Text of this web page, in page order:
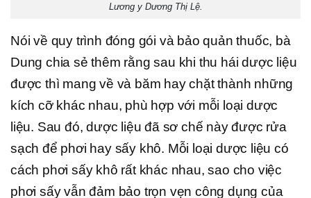
Lương y Dương Thị Lệ.
Nói về quy trình đóng gói và bảo quản thuốc, bà
Dung chia sẻ thêm rằng sau khi thu hái dược liệu
được thì mang về và băm hay chặt thành những
kích cỡ khác nhau, phù hợp với mỗi loại dược
liệu. Sau đó, dược liệu đã sơ chế này được rửa
sạch để phơi hay sấy khô. Mỗi loại dược liệu có
cách phơi sấy khô rất khác nhau, sao cho việc
phơi sấy vẫn đảm bảo trọn vẹn công dụng của